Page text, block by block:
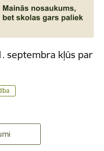
septembra kļūs par